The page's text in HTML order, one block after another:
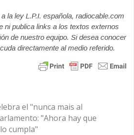
la ley L.P.I. española, radiocable.com
ni publica links a los textos externos
de nuestro equipo. Si desea conocer
directamente al medio referido.
el "nunca mais al
"Ahora hay que
cumpla"